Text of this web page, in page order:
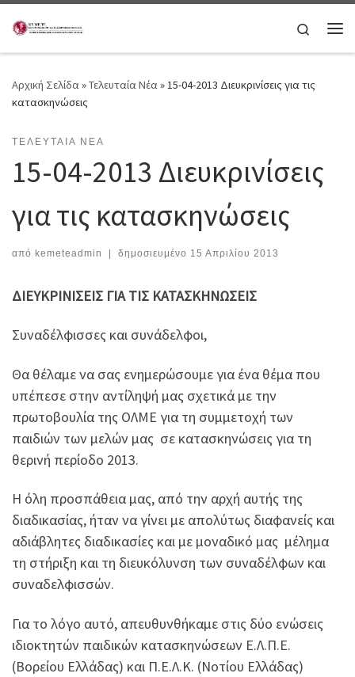
Μετάβαση στο περιεχόμενο
Search
Αρχική Σελίδα»Τελευταία Νέα»15-04-2013 Διευκρινίσεις για τις
κατασκηνώσεις
ΤΕΛΕΥΤΑΊΑ ΝΈΑ
15-04-2013 Διευκρινίσεις
για τις κατασκηνώσεις
από kemeteadmin | δημοσιευμένο 15 Απριλίου 2013
ΔΙΕΥΚΡΙΝIΣΕΙΣ ΓΙΑ ΤΙΣ ΚΑΤΑΣΚΗΝΩΣΕΙΣ
Συναδέλφισσες και συνάδελφοι,
Θα θέλαμε να σας ενημερώσουμε για ένα θέμα που
υπέπεσε στην αντίληψή μας σχετικά με την
πρωτοβουλία της ΟΛΜΕ για τη συμμετοχή των
παιδιών των μελών μας σε κατασκηνώσεις για τη
θερινή περίοδο 2013.
Η όλη προσπάθεια μας, από την αρχή αυτής της
διαδικασίας, ήταν να γίνει με απολύτως διαφανείς και
αδιάβλητες διαδικασίες και με μοναδικό μας μέλημα
τη στήριξη και τη διευκόλυνση των συναδέλφων και
συναδελφισσών.
Για το λόγο αυτό, απευθυνθήκαμε στις δύο ενώσεις
ιδιοκτητών παιδικών κατασκηνώσεων Ε.Λ.Π.Ε.
(Βορείου Ελλάδας) και Π.Ε.Λ.Κ. (Νοτίου Ελλάδας)